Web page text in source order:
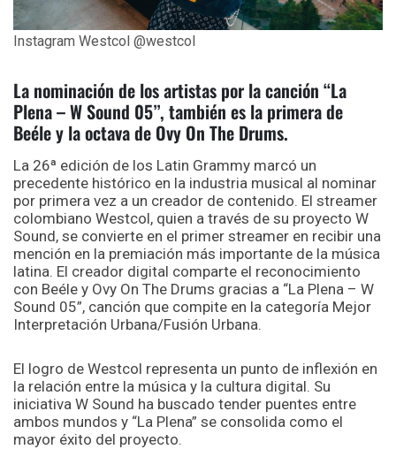
Instagram Westcol @westcol
La nominación de los artistas por la canción “La
Plena – W Sound 05”, también es la primera de
Beéle y la octava de Ovy On The Drums.
La 26ª edición de los Latin Grammy marcó un
precedente histórico en la industria musical al nominar
por primera vez a un creador de contenido. El streamer
colombiano Westcol, quien a través de su proyecto W
Sound, se convierte en el primer streamer en recibir una
mención en la premiación más importante de la música
latina. El creador digital comparte el reconocimiento
con Beéle y Ovy On The Drums gracias a “La Plena – W
Sound 05”, canción que compite en la categoría Mejor
Interpretación Urbana/Fusión Urbana.
El logro de Westcol representa un punto de inflexión en
la relación entre la música y la cultura digital. Su
iniciativa W Sound ha buscado tender puentes entre
ambos mundos y “La Plena” se consolida como el
mayor éxito del proyecto.